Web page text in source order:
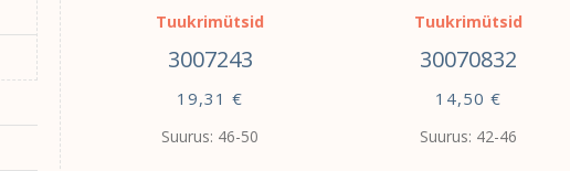
Tuukrimütsid
3007243
19,31 €
Suurus: 46-50
Tuukrimütsid
30070832
14,50 €
Suurus: 42-46